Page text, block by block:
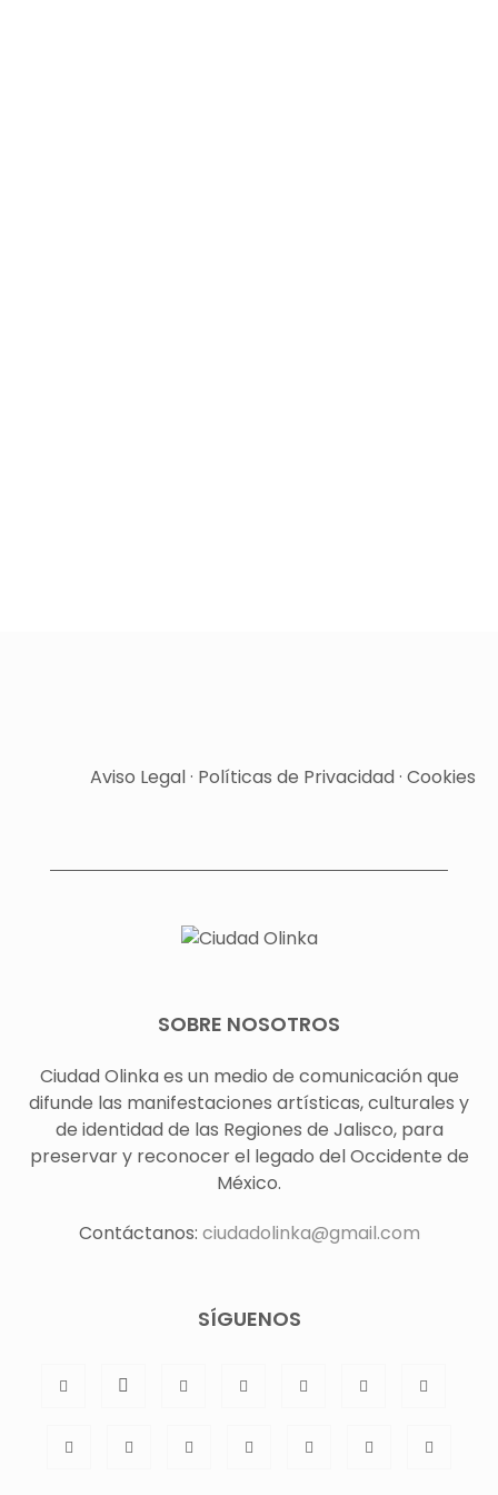
Aviso Legal· Políticas de Privacidad· Cookies
SOBRE NOSOTROS
Ciudad Olinka es un medio de comunicación que
difunde las manifestaciones artísticas, culturales y
de identidad de las Regiones de Jalisco, para
preservar y reconocer el legado del Occidente de
México.
Contáctanos: ciudadolinka@gmail.com
SÍGUENOS